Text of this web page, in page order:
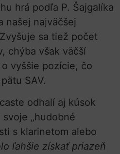
hrá podľa P. Šajgalíka
našej najväčšej
sa tiež počet
chýba však väčší
vyššie pozície, čo
SAV.
odhalí aj kúsok
„hudobné
s klarinetom alebo
ľahšie získať priazeň